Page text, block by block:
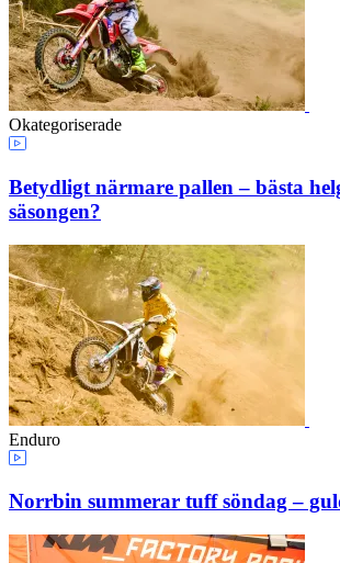
Okategoriserade
Betydligt närmare pallen – bästa
säsongen?
Enduro
Norrbin summerar tuff söndag –